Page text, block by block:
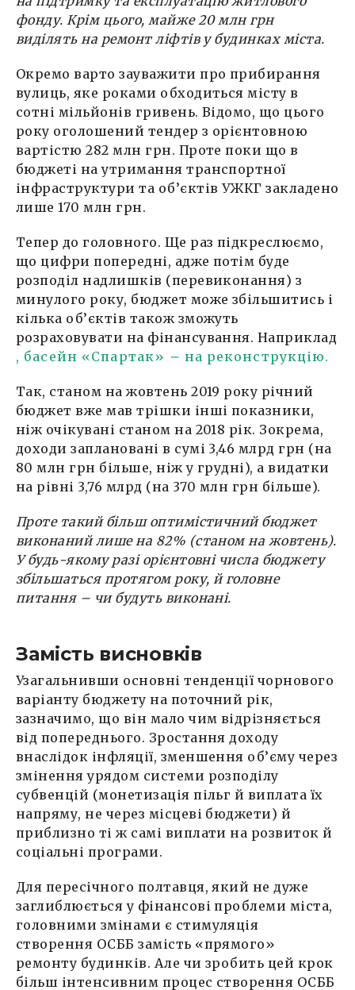
фонду. Крім цього, майже 20 млн грн
виділять на ремонт ліфтів у будинках міста.
Окремо варто зауважити про прибирання
вулиць, яке роками обходиться місту в
сотні мільйонів гривень. Відомо, що цього
року оголошений тендер з орієнтовною
вартістю 282 млн грн. Проте поки що в
бюджеті на утримання транспортної
інфраструктури та об’єктів УЖКГ закладено
лише 170 млн грн.
Тепер до головного. Ще раз підкреслюємо,
що цифри попередні, адже потім буде
розподіл надлишків (перевиконання) з
минулого року, бюджет може збільшитись і
кілька об’єктів також зможуть
розраховувати на фінансування. Наприклад
, басейн «Спартак» – на реконструкцію.
Так, станом на жовтень 2019 року річний
бюджет вже мав трішки інші показники,
ніж очікувані станом на 2018 рік. Зокрема,
доходи заплановані в сумі 3,46 млрд грн (на
80 млн грн більше, ніж у грудні), а видатки
на рівні 3,76 млрд (на 370 млн грн більше).
Проте такий більш оптимістичний бюджет
виконаний лише на 82% (станом на жовтень).
У будь-якому разі орієнтовні числа бюджету
збільшаться протягом року, й головне
питання – чи будуть виконані.
Замість висновків
Узагальнивши основні тенденції чорнового
варіанту бюджету на поточний рік,
зазначимо, що він мало чим відрізняється
від попереднього. Зростання доходу
внаслідок інфляції, зменшення об’єму через
змінення урядом системи розподілу
субвенцій (монетизація пільг й виплата їх
напряму, не через місцеві бюджети) й
приблизно ті ж самі виплати на розвиток й
соціальні програми.
Для пересічного полтавця, який не дуже
заглиблюється у фінансові проблеми міста,
головними змінами є стимуляція
створення ОСББ замість «прямого»
ремонту будинків. Але чи зробить цей крок
більш інтенсивним процес створення ОСББ